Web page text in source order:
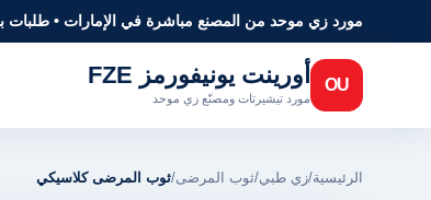
مورد زي موحد من المصنع مباشرة في الإمارات • طلبات
OU أورينت يونيفورمز FZE
مورد تيشيرتات ومصنّع زي موحد
الرئيسية/زي طبي/ثوب المرضى/ثوب المرضى كلاسيكي